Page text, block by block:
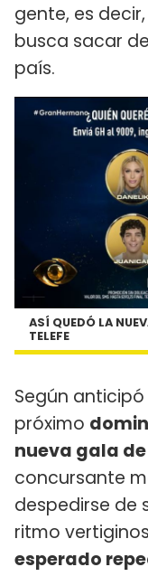
gente, es
busca sacar
país.
ASÍ QUEDÓ LA
TELEFE
Según
próximo
nueva gala
concursante
despedirse de
ritmo
esperado